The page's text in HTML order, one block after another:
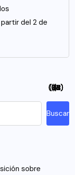
del 2 de
Buscar
sobre
(5)
(26)
(21)
(12)
(7)
(94)
(48)
(115)
(26)
(18)
(2)
(6)